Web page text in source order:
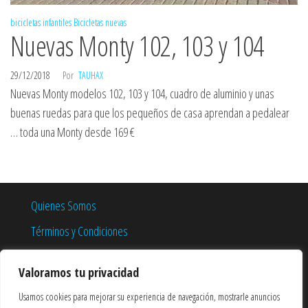
Valoramos tu privacidad
Usamos cookies para mejorar su experiencia de navegación, mostrarle anuncios
bicicletas infantiles Bicicletas nuevas
Nuevas Monty 102, 103 y 104
29/12/2018 Por TAUHAX
Nuevas Monty modelos 102, 103 y 104, cuadro de aluminio y unas
buenas ruedas para que los pequeños de casa aprendan a pedalear
… toda una Monty desde 169 €
Quienes Somos
Términos y Condiciones
Política de Cookies